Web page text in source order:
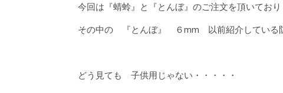
今回は『蜻蛉』と『とんぼ』のご注文を頂いており
その中の 『とんぼ』 ６mm 以前紹介している
どう見ても 子供用じゃない・・・・・